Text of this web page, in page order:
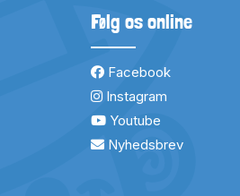
Følg os online
Facebook
Instagram
Youtube
Nyhedsbrev